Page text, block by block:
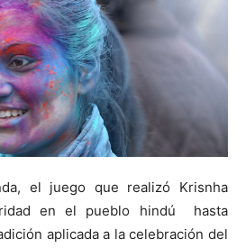
el juego que realizó Krisnha
en el pueblo hindú hasta
aplicada a la celebración del